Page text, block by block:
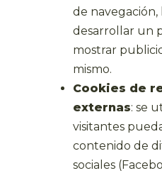
de
desarrollar un
mostrar
mismo.
Cookies de
externas: se
visitantes
contenido de
sociales